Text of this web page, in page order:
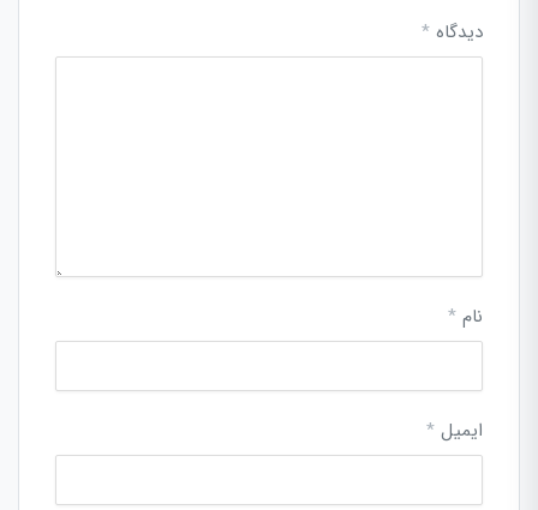
دیدگاه *
نام *
ایمیل *